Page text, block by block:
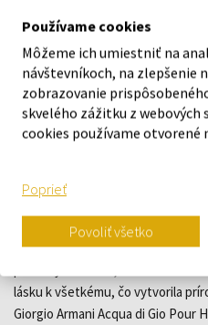
Toaletná voda
Od 30ml - do 200ml
Skladom
POPIS
Oceánová aromatická vôňa
Homme plná života, s bohatou
lásku k všetkému, čo vytvorila
Giorgio Armani Acqua di Gio Pour
Používame cookies
Môžeme ich umiestniť na
návštevníkoch, na zlepšenie
zobrazovanie
skvelého zážitku z
cookies používame otvorené
Poprieť
Povoliť všetko